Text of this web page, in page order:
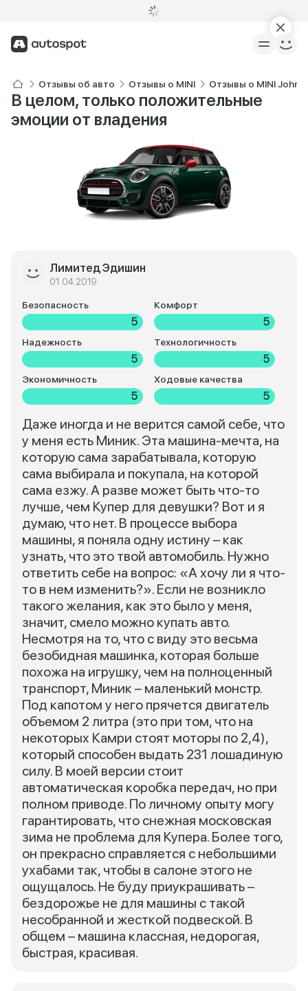
Отзывы об авто Отзывы о MINI Отзывы о MINI John
В целом, только положительные
эмоции от владения
Лимитед Эдишин
01.04.2019
Безопасность
5
Комфорт
5
Надежность
5
Технологичность
5
Экономичность
5
Ходовые качества
5
Даже иногда и не верится самой себе, что
у меня есть Миник. Эта машина-мечта, на
которую сама зарабатывала, которую
сама выбирала и покупала, на которой
сама езжу. А разве может быть что-то
лучше, чем Купер для девушки? Вот и я
думаю, что нет. В процессе выбора
машины, я поняла одну истину – как
узнать, что это твой автомобиль. Нужно
ответить себе на вопрос: «А хочу ли я что-
то в нем изменить?». Если не возникло
такого желания, как это было у меня,
значит, смело можно купать авто.
Несмотря на то, что с виду это весьма
безобидная машинка, которая больше
похожа на игрушку, чем на полноценный
транспорт, Миник – маленький монстр.
Под капотом у него прячется двигатель
объемом 2 литра (это при том, что на
некоторых Камри стоят моторы по 2,4),
который способен выдать 231 лошадиную
силу. В моей версии стоит
автоматическая коробка передач, но при
полном приводе. По личному опыту могу
гарантировать, что снежная московская
зима не проблема для Купера. Более того,
он прекрасно справляется с небольшими
ухабами так, чтобы в салоне этого не
ощущалось. Не буду приукрашивать –
бездорожье не для машины с такой
несобранной и жесткой подвеской. В
общем – машина классная, недорогая,
быстрая, красивая.